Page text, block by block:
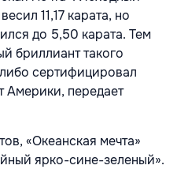
11,17 карата, но
до 5,50 карата. Тем
бриллиант такого
либо сертифицировал
Америки, передает
«Океанская мечта»
ярко-сине-зеленый».